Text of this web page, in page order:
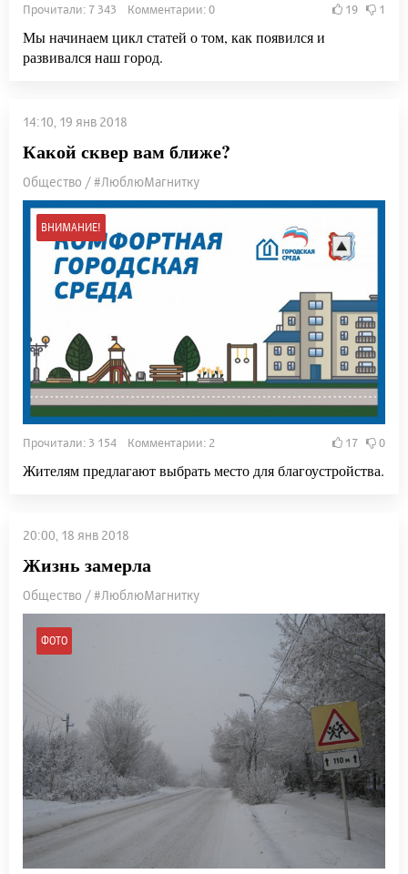
Прочитали: 7 343 Комментарии: 0 19 1
Мы начинаем цикл статей о том, как появился и
развивался наш город.
14:10, 19 янв 2018
Какой сквер вам ближе?
Общество / #ЛюблюМагнитку
ВНИМАНИЕ!
Прочитали: 3 154 Комментарии: 2 17 0
Жителям предлагают выбрать место для благоустройства.
20:00, 18 янв 2018
Жизнь замерла
Общество / #ЛюблюМагнитку
ФОТО